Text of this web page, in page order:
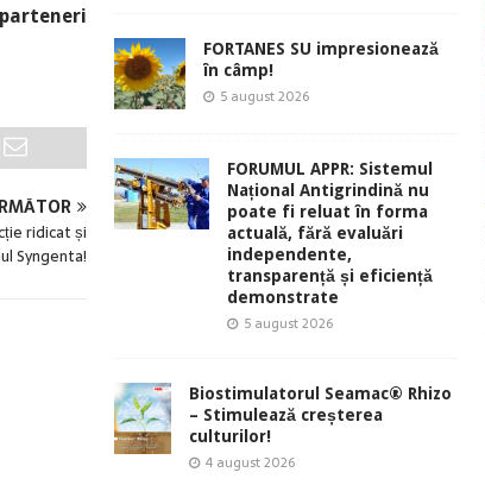
ridicat și
Syngenta!
FORTANES SU impresionează
în câmp!
5 august 2026
FORUMUL APPR: Sistemul
Național Antigrindină nu
poate fi reluat în forma
actuală, fără evaluări
independente,
transparență și eficiență
demonstrate
5 august 2026
Biostimulatorul Seamac® Rhizo
– Stimulează creșterea
culturilor!
4 august 2026